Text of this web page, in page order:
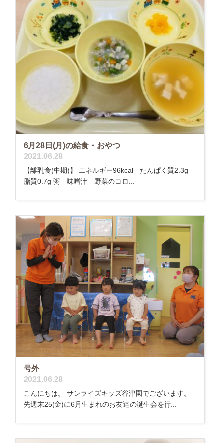
6月28日(月)の給食・おやつ
2021.06.28
【離乳食(中期)】 エネルギー96kcal たんぱく質2.3g
脂質0.7g 粥 味噌汁 野菜のコロ...
号外
2021.06.28
こんにちは。 サンライズキッズ谷津園でございます。
先週末25(金)に6月生まれのお友達の誕生会を行...